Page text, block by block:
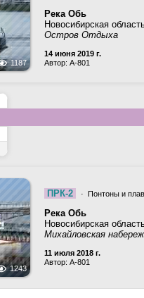
1187
Река Обь
Новосибирская
Остров Отдыха
14 июня 2019 г.
Автор: A-801
1243
ПРК-2 · Понтоны и
Река Обь
Новосибирская
Михайловская
11 июля 2018 г.
Автор: A-801